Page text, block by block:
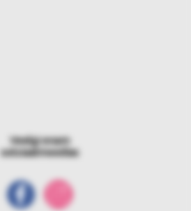
Veelgi enam
sotsiaalmeedias